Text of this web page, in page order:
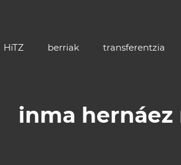
HiTZ berriak transferentzia
inma hernáez